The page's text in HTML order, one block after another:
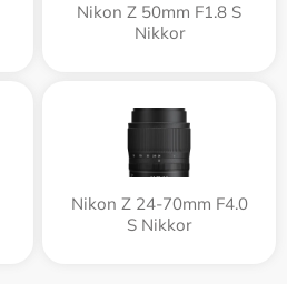
Nikon Z 50mm F1.8 S
Nikkor
Nikon Z 24-70mm F4.0
S Nikkor